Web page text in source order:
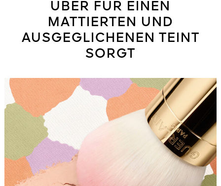
ÜBER FÜR EINEN
MATTIERTEN UND
AUSGEGLICHENEN TEINT
SORGT